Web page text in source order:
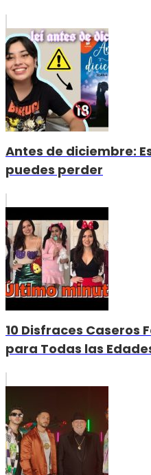
Antes de diciembre:
puedes perder
10 Disfraces Caseros
para Todas las